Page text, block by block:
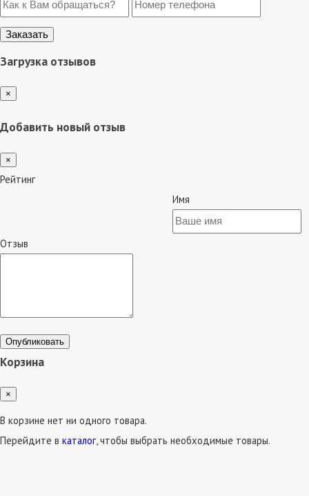
Загрузка отзывов
×
Добавить новый отзыв
×
Рейтинг
Имя
Отзыв
Опубликовать
Корзина
×
В корзине нет ни одного товара.
Перейдите в каталог, чтобы выбрать необходимые товары.